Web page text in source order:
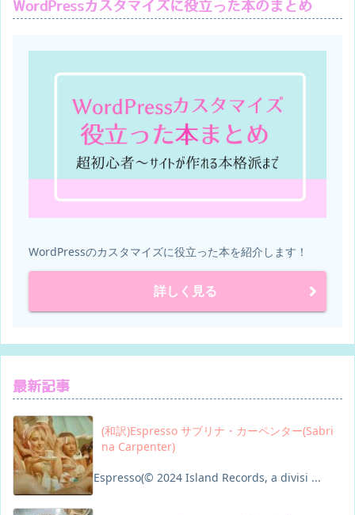
WordPressカスタマイズに役立った本のまとめ
WordPressのカスタマイズに役立った本を紹介します！
詳しく見る
最新記事
(和訳)Espresso サブリナ・カーペンター(Sabri
na Carpenter)
Espresso(© 2024 Island Records, a divisi ...